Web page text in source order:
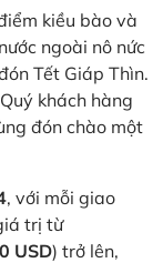
kiều bào và
ngoài nô nức
Tết Giáp Thìn.
khách hàng
đón chào một
, với mỗi giao
trị từ
USD) trở lên,